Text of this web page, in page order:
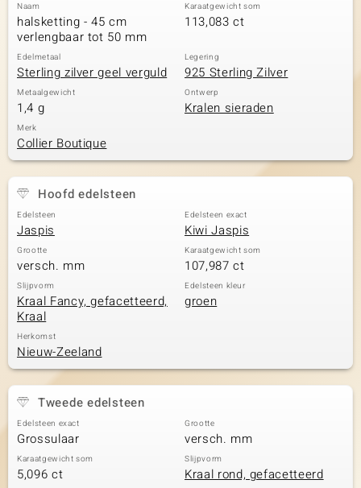
Naam
halsketting - 45 cm
verlengbaar tot 50 mm
Karaatgewicht som
113,083 ct
Edelmetaal
Sterling zilver geel verguld
Legering
925 Sterling Zilver
Metaalgewicht
1,4 g
Ontwerp
Kralen sieraden
Merk
Collier Boutique
Hoofd edelsteen
Edelsteen
Jaspis
Edelsteen exact
Kiwi Jaspis
Grootte
versch. mm
Karaatgewicht som
107,987 ct
Slijpvorm
Kraal Fancy, gefacetteerd,
Kraal
Edelsteen kleur
groen
Herkomst
Nieuw-Zeeland
Tweede edelsteen
Edelsteen exact
Grossulaar
Grootte
versch. mm
Karaatgewicht som
5,096 ct
Slijpvorm
Kraal rond, gefacetteerd